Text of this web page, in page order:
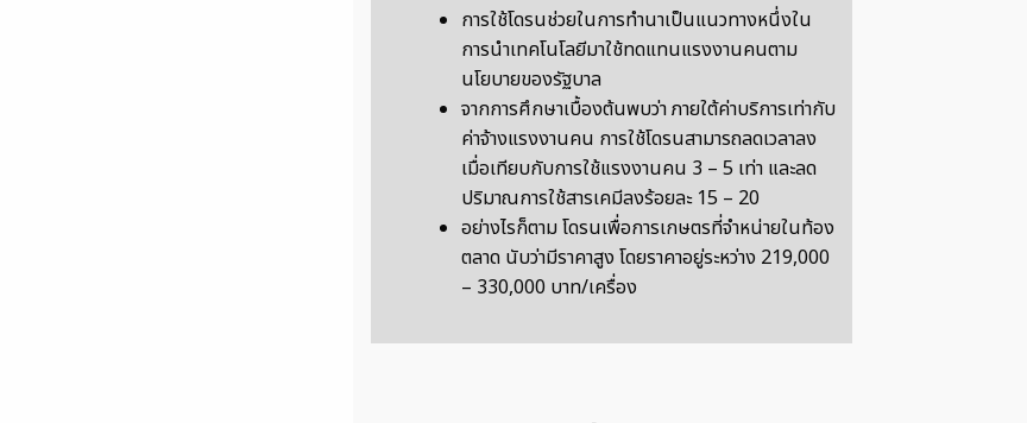
การใช้โดรนช่วยในการทำนาเป็นแนวทางหนึ่งใน
การนำเทคโนโลยีมาใช้ทดแทนแรงงานคนตาม
นโยบายของรัฐบาล
จากการศึกษาเบื้องต้นพบว่า ภายใต้ค่าบริการเท่ากับ
ค่าจ้างแรงงานคน การใช้โดรนสามารถลดเวลาลง
เมื่อเทียบกับการใช้แรงงานคน 3 – 5 เท่า และลด
ปริมาณการใช้สารเคมีลงร้อยละ 15 – 20
อย่างไรก็ตาม โดรนเพื่อการเกษตรที่จำหน่ายในท้อง
ตลาด นับว่ามีราคาสูง โดยราคาอยู่ระหว่าง 219,000
– 330,000 บาท/เครื่อง